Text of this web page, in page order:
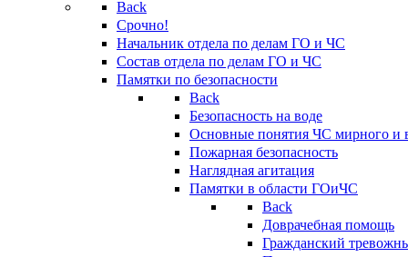
Back
Срочно!
Начальник отдела по делам ГО и ЧС
Состав отдела по делам ГО и ЧС
Памятки по безопасности
Back
Безопасность на воде
Основные понятия ЧС мирного и
Пожарная безопасность
Наглядная агитация
Памятки в области ГОиЧС
Back
Доврачебная помощь
Гражданский